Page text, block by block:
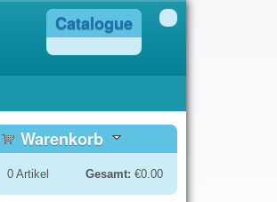
Catalogue
Warenkorb
0Artikel Gesamt: €0.00